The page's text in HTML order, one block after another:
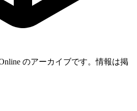
のアーカイブです。情報は掲